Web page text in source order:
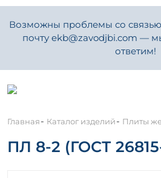
Возможны проблемы со
почту ekb@zavodjbi.com —
ответим!
Главная- Каталог изделий- Плиты
ПЛ 8-2 (ГОСТ